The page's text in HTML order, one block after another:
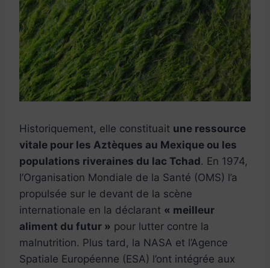
Historiquement, elle constituait une ressource
vitale pour les Aztèques au Mexique ou les
populations riveraines du lac Tchad. En 1974,
l’Organisation Mondiale de la Santé (OMS) l’a
propulsée sur le devant de la scène
internationale en la déclarant « meilleur
aliment du futur » pour lutter contre la
malnutrition. Plus tard, la NASA et l’Agence
Spatiale Européenne (ESA) l’ont intégrée aux